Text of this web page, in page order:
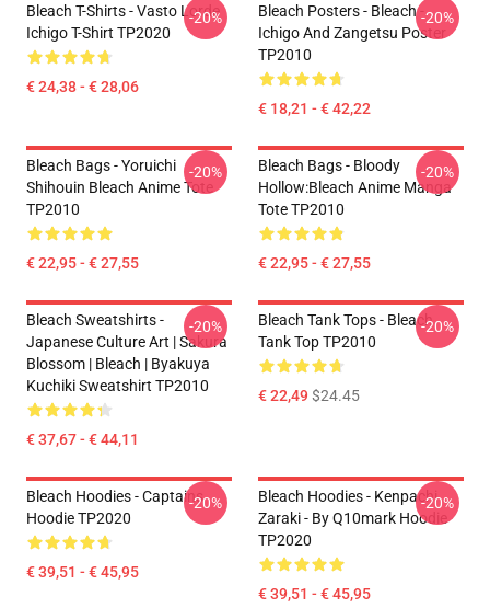
Bleach T-Shirts - Vasto Lorde
Ichigo T-Shirt TP2020
€ 24,38 - € 28,06
-20%
Bleach Posters - Bleach -
Ichigo And Zangetsu Poster
TP2010
€ 18,21 - € 42,22
-20%
Bleach Bags - Yoruichi
Shihouin Bleach Anime Tote
TP2010
€ 22,95 - € 27,55
-20%
Bleach Bags - Bloody
Hollow:Bleach Anime Manga
Tote TP2010
€ 22,95 - € 27,55
-20%
Bleach Sweatshirts -
Japanese Culture Art | Sakura
Blossom | Bleach | Byakuya
Kuchiki Sweatshirt TP2010
€ 37,67 - € 44,11
-20%
Bleach Tank Tops - Bleach
Tank Top TP2010
€ 22,49$24.45
-20%
Bleach Hoodies - Captains
Hoodie TP2020
€ 39,51 - € 45,95
-20%
Bleach Hoodies - Kenpachi
Zaraki - By Q10mark Hoodie
TP2020
€ 39,51 - € 45,95
-20%